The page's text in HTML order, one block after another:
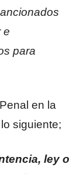
e
para
en la
siguiente;
ley o